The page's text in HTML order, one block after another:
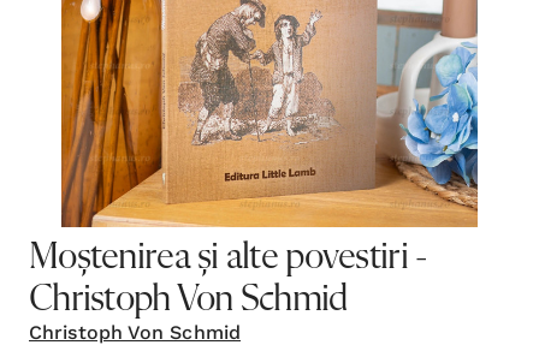
Moștenirea și alte povestiri -
Christoph Von Schmid
Christoph Von Schmid